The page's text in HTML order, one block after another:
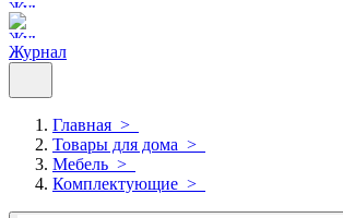
Журнал
Главная >
Товары для дома >
Мебель >
Комплектующие >